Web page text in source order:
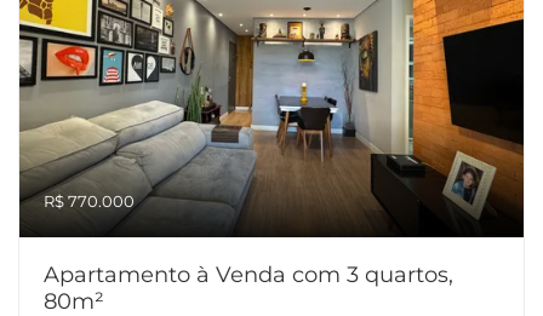
R$ 770.000
Apartamento à Venda com 3 quartos,
80m²